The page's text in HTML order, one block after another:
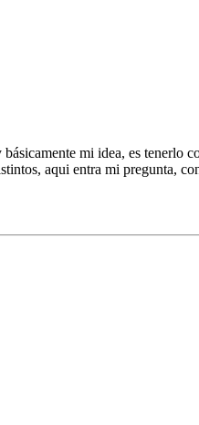
mi idea, es
aqui entra mi pregunta,